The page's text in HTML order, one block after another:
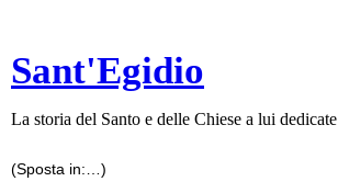
Sant'Egidio
La storia del Santo e delle Chiese a lui dedicate